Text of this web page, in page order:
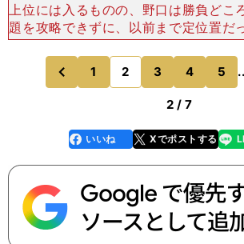
上位には入るものの、野口は勝負どこ
題を攻略できずに、以前まで定位置だ
中央からは遠ざかった。 ただ、それ
での成功に照準を合わせる野口は、目
右されず、苦手な
前
のページへ
1 2 3 4 5
2 / 7
faceboo
k
いいね Xでポストする
line